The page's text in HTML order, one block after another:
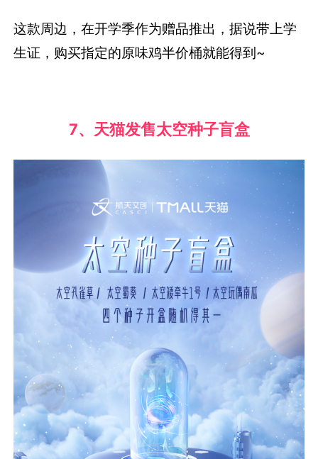
这款周边，在开学季作为赠品推出，据说带上学
生证，购买指定的原味鸡半价桶就能得到~
7、天猫发售太空种子盲盒